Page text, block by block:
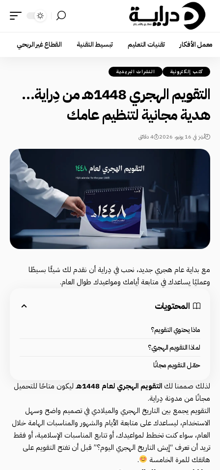
معمل الأفكار تقنيات التعليم تبسيط التقنية القطاع غير الربحي
كتب إلكترونية النشرات البريدية
التقويم الهجري 1448هـ من دِراية…
هدية مجانية لتنظيم عامك
نُشِرَ في 16 يونيو، 2026 4 دقائق
مع بداية عام هجري جديد، نحب في دِراية أن نقدم لك شيئًا بسيطًا
وعمليًا يساعدك في متابعة أيامك ومواعيدك طوال العام.
المحتويات
ماذا يحتوي التقويم؟
لماذا التقويم الهجري؟
حمّل التقويم مجانًا
لذلك صممنا لك التقويم الهجري لعام 1448ه
ـ ليكون متاحًا للتحميل
مجانًا من مدونة دِراية.
التقويم يجمع بين التاريخ الهجري والميلادي في تصميم واضح وسهل
الاستخدام، ليساعدك على متابعة الأيام والشهور والمناسبات الهامة خلال
العام، سواء كنت تخطط لمواعيدك، أو تتابع المناسبات الإسلامية، أو فقط
تريد أن تعرف “إيش التاريخ الهجري اليوم؟” قبل أن تفتح التقويم على
هاتفك للمرة الخامسة
.